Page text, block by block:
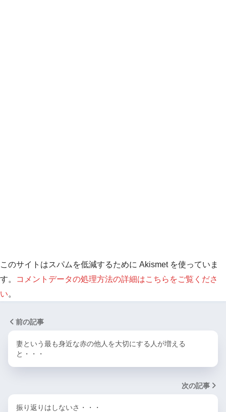
このサイトはスパムを低減するために Akismet を使っていま
す。
コメントデータの処理方法の詳細はこちらをご覧くださ
い。
前の記事
妻という最も身近な赤の他人を大切にする人が増える
と・・・
次の記事
振り返りはしないさ・・・